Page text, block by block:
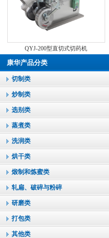
QYJ-200型直切式切药机
康华产品分类
切制类
炒制类
选别类
蒸煮类
洗润类
烘干类
煅制和炼蜜类
轧扁、破碎与粉碎
研磨类
打包类
其他类